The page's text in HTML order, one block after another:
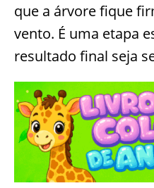
que a árvore fique
vento. É uma etapa
resultado final seja